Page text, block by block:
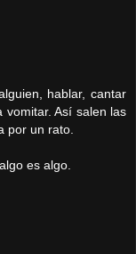
hablar, cantar
vomitar. Así salen las
por un rato.
es algo.